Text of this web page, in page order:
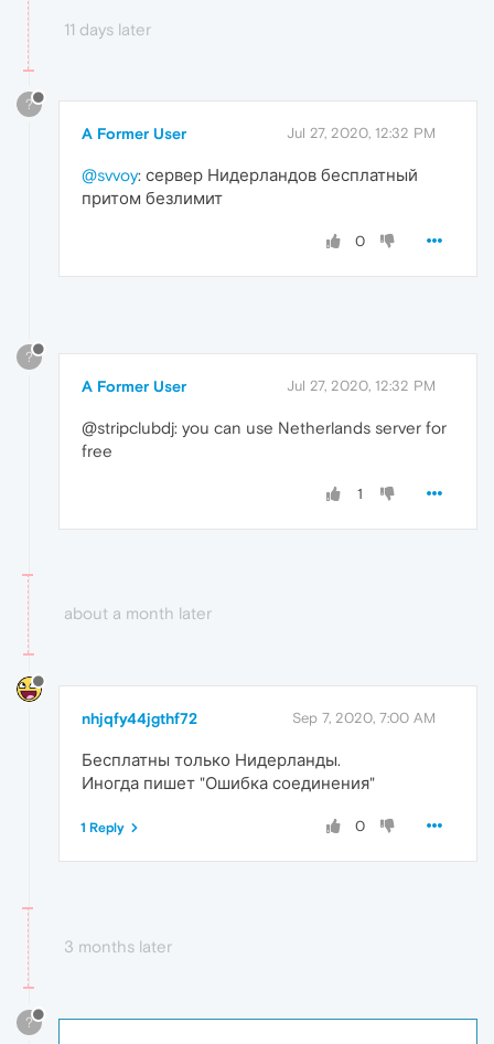
11 days later
?
A Former User Jul 27, 2020, 12:32 PM
@svvoy: сервер Нидерландов бесплатный
притом безлимит
0
?
A Former User Jul 27, 2020, 12:32 PM
@stripclubdj: you can use Netherlands server for
free
1
about a month later
nhjqfy44jgthf72 Sep 7, 2020, 7:00 AM
Бесплатны только Нидерланды.
Иногда пишет "Ошибка соединения"
0
1 Reply
3 months later
?